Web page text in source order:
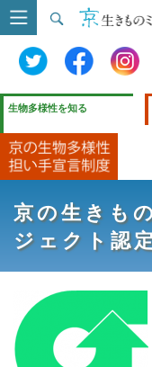
生物多様性を知る
京の生きも
ジェクト認